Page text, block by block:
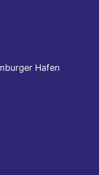
Hafen